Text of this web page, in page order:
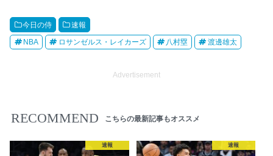
今日の侍 速報
NBA ロサンゼルス・レイカーズ 八村塁 渡邊雄太
Advertisement
RECOMMEND こちらの最新記事もオススメ
速報 速報